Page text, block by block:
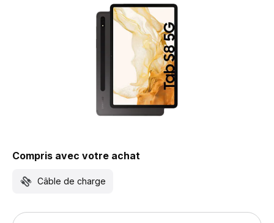
Compris avec votre achat
Câble de charge